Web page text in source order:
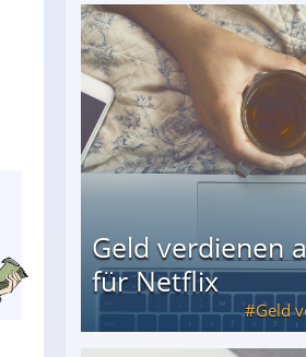
Geld verdienen
für Netflix
Geld